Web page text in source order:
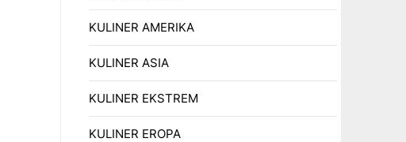
KULINER AMERIKA
KULINER ASIA
KULINER EKSTREM
KULINER EROPA